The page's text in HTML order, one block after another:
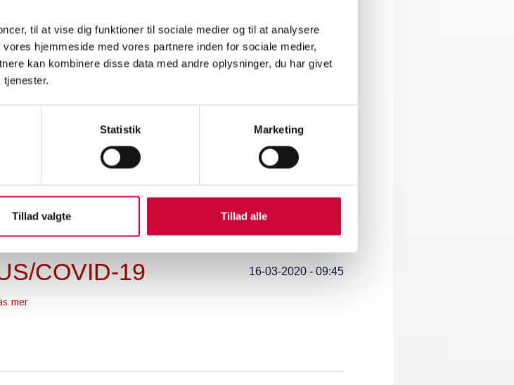
til at vise dig funktioner til sociale medier og til at analysere
hjemmeside med vores partnere inden for sociale medier,
kan kombinere disse data med andre oplysninger, du har givet
Statistik Marketing
Tillad valgte Tillad alle
kalla sig en av de ledande leverantörerna av karosseridelar i Europa.
har haft stor inverkan på den utvecklingen. ...Läs mer
23-03-2020 - 18:06
COVID-19 16-03-2020 - 09:45
mer